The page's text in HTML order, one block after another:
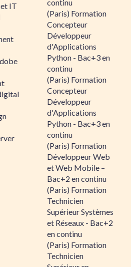
IT
continu
(Paris) Formation
Concepteur
Développeur
d'Applications
Python - Bac+3 en
continu
(Paris) Formation
Concepteur
Développeur
d'Applications
Python - Bac+3 en
continu
(Paris) Formation
Développeur Web
et Web Mobile –
Bac+2 en continu
(Paris) Formation
Technicien
Supérieur Systèmes
et Réseaux - Bac+2
en continu
(Paris) Formation
Technicien